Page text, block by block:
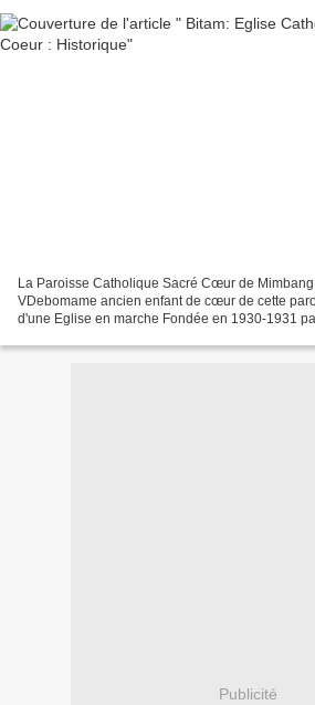
La Paroisse Catholique Sacré Cœur de
VDebomame ancien enfant de cœur de cette
d'une Eglise en marche Fondée en 1930-1931
Publicité